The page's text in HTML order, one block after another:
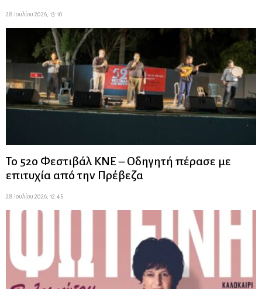
28 Ιουλίου 2026, 13:10
Το 52ο Φεστιβάλ ΚΝΕ – Οδηγητή πέρασε με
επιτυχία από την Πρέβεζα
28 Ιουλίου 2026, 12:45